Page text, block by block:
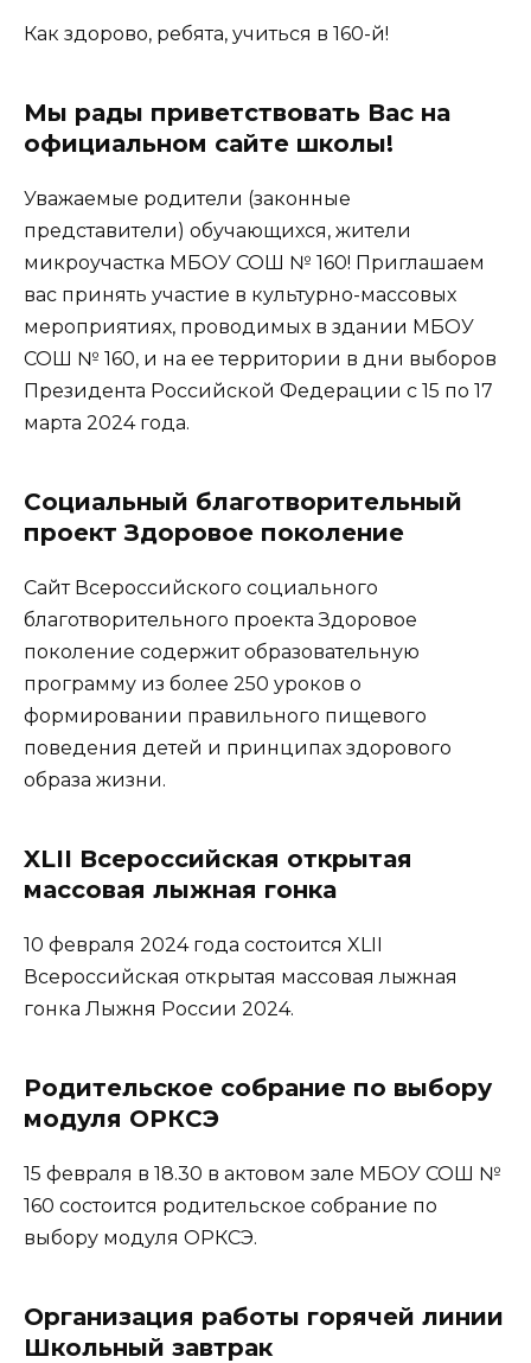
Как здорово, ребята, учиться в 160-й!
Мы рады приветствовать Вас на
официальном сайте школы!
Уважаемые родители (законные
представители) обучающихся, жители
микроучастка МБОУ СОШ № 160! Приглашаем
вас принять участие в культурно-массовых
мероприятиях, проводимых в здании МБОУ
СОШ № 160, и на ее территории в дни выборов
Президента Российской Федерации с 15 по 17
марта 2024 года.
Социальный благотворительный
проект Здоровое поколение
Сайт Всероссийского социального
благотворительного проекта Здоровое
поколение содержит образовательную
программу из более 250 уроков о
формировании правильного пищевого
поведения детей и принципах здорового
образа жизни.
XLII Всероссийская открытая
массовая лыжная гонка
10 февраля 2024 года состоится XLII
Всероссийская открытая массовая лыжная
гонка Лыжня России 2024.
Родительское собрание по выбору
модуля ОРКСЭ
15 февраля в 18.30 в актовом зале МБОУ СОШ №
160 состоится родительское собрание по
выбору модуля ОРКСЭ.
Организация работы горячей линии
Школьный завтрак